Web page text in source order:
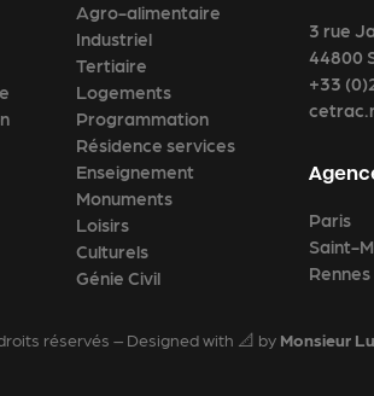
Agro-alimentaire
Industriel
Tertiaire
Logements
Programmation
Résidence services
Enseignement
Monuments
Loisirs
Culturels
Génie Civil
3 rue
44800
+33
Paris
Saint-
Rennes
réservés – Designed with 📐 by Monsieur